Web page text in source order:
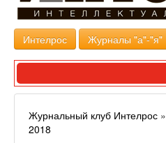
Интелрос Журналы "а"-"я"
Журнальный клуб Интелрос »
2018